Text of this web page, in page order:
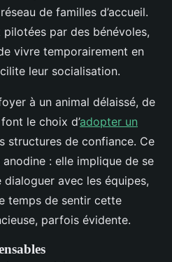
de familles d’accueil.
par des bénévoles,
vivre temporairement en
leur socialisation.
à un animal délaissé, de
le choix d’adopter un
structures de confiance. Ce
anodine : elle implique de se
dialoguer avec les équipes,
temps de sentir cette
parfois évidente.